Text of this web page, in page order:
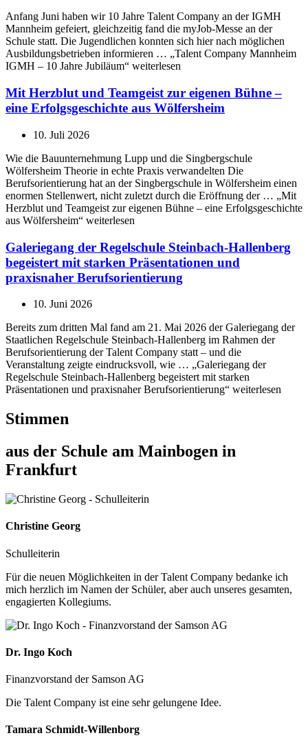
Anfang Juni haben wir 10 Jahre Talent Company an der IGMH
Mannheim gefeiert, gleichzeitig fand die myJob-Messe an der
Schule statt. Die Jugendlichen konnten sich hier nach möglichen
Ausbildungsbetrieben informieren … „Talent Company Mannheim
IGMH – 10 Jahre Jubiläum“ weiterlesen
Mit Herzblut und Teamgeist zur eigenen Bühne –
eine Erfolgsgeschichte aus Wölfersheim
10. Juli 2026
Wie die Bauunternehmung Lupp und die Singbergschule
Wölfersheim Theorie in echte Praxis verwandelten Die
Berufsorientierung hat an der Singbergschule in Wölfersheim einen
enormen Stellenwert, nicht zuletzt durch die Eröffnung der … „Mit
Herzblut und Teamgeist zur eigenen Bühne – eine Erfolgsgeschichte
aus Wölfersheim“ weiterlesen
Galeriegang der Regelschule Steinbach-Hallenberg
begeistert mit starken Präsentationen und
praxisnaher Berufsorientierung
10. Juni 2026
Bereits zum dritten Mal fand am 21. Mai 2026 der Galeriegang der
Staatlichen Regelschule Steinbach-Hallenberg im Rahmen der
Berufsorientierung der Talent Company statt – und die
Veranstaltung zeigte eindrucksvoll, wie … „Galeriegang der
Regelschule Steinbach-Hallenberg begeistert mit starken
Präsentationen und praxisnaher Berufsorientierung“ weiterlesen
Stimmen
aus der Schule am Mainbogen in
Frankfurt
Christine Georg
Schulleiterin
Für die neuen Möglichkeiten in der Talent Company bedanke ich
mich herzlich im Namen der Schüler, aber auch unseres gesamten,
engagierten Kollegiums.
Dr. Ingo Koch
Finanzvorstand der Samson AG
Die Talent Company ist eine sehr gelungene Idee.
Tamara Schmidt-Willenborg